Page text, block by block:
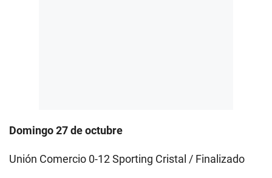
Domingo 27 de octubre
Unión Comercio 0-12 Sporting Cristal / Finalizado